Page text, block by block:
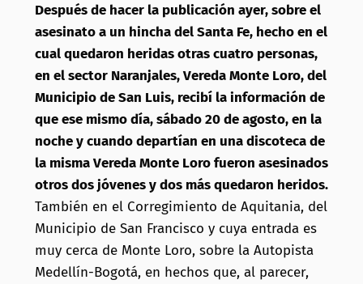
Después de hacer la publicación ayer, sobre el
asesinato a un hincha del Santa Fe, hecho en el
cual quedaron heridas otras cuatro personas,
en el sector Naranjales, Vereda Monte Loro, del
Municipio de San Luis, recibí la información de
que ese mismo día, sábado 20 de agosto, en la
noche y cuando departían en una discoteca de
la misma Vereda Monte Loro fueron asesinados
otros dos jóvenes y dos más quedaron heridos.
También en el Corregimiento de Aquitania, del
Municipio de San Francisco y cuya entrada es
muy cerca de Monte Loro, sobre la Autopista
Medellín-Bogotá, en hechos que, al parecer,